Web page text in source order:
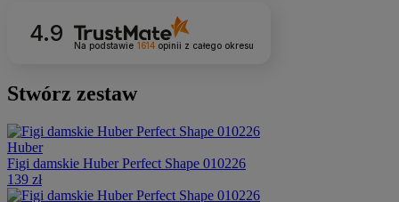
4.9
Na podstawie 1614opinii z całego okresu
Stwórz zestaw
Huber
Figi damskie Huber Perfect Shape 010226
139 zł